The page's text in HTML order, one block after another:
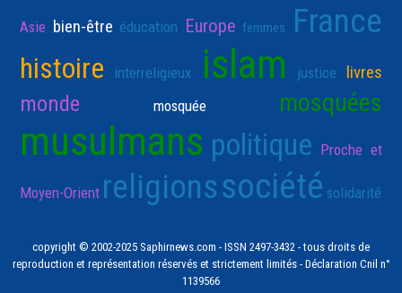
Asie bien-être éducation Europe femmes France
histoire interreligieux islam justice livres
monde mosquée mosquées
musulmans politique Proche et
Moyen-Orient religionssociété solidarité
copyright © 2002-2025 Saphirnews.com - ISSN 2497-3432 - tous droits de
reproduction et représentation réservés et strictement limités - Déclaration Cnil n°
1139566